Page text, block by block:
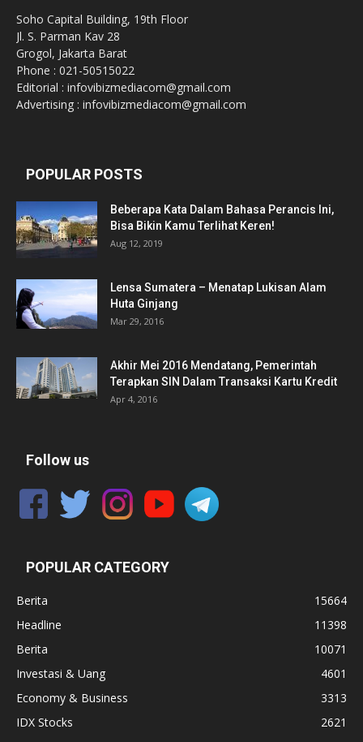
Soho Capital Building, 19th Floor
Jl. S. Parman Kav 28
Grogol, Jakarta Barat
Phone : 021-50515022
Editorial : infovibizmediacom@gmail.com
Advertising : infovibizmediacom@gmail.com
POPULAR POSTS
Beberapa Kata Dalam Bahasa Perancis Ini,
Bisa Bikin Kamu Terlihat Keren!
Aug 12, 2019
Lensa Sumatera – Menatap Lukisan Alam
Huta Ginjang
Mar 29, 2016
Akhir Mei 2016 Mendatang, Pemerintah
Terapkan SIN Dalam Transaksi Kartu Kredit
Apr 4, 2016
Follow us
POPULAR CATEGORY
Berita
15664
Headline
11398
Berita
10071
Investasi & Uang
4601
Economy & Business
3313
IDX Stocks
2621